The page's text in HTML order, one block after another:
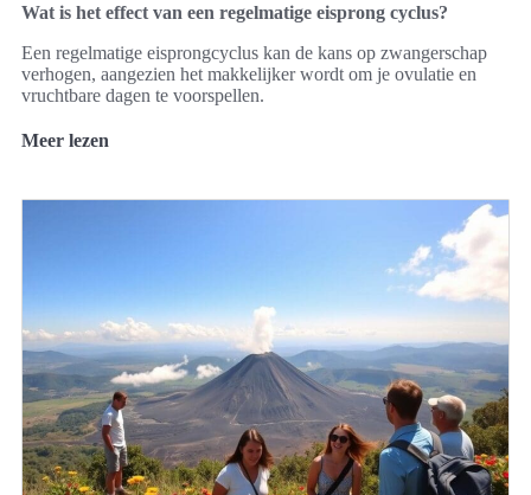
Wat is het effect van een regelmatige eisprong cyclus?
Een regelmatige eisprongcyclus kan de kans op zwangerschap
verhogen, aangezien het makkelijker wordt om je ovulatie en
vruchtbare dagen te voorspellen.
Meer lezen